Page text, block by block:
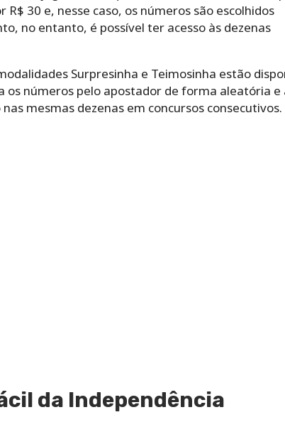
30 e, nesse caso, os números são escolhidos
no entanto, é possível ter acesso às dezenas
Surpresinha e Teimosinha estão
números pelo apostador de forma aleatória e
mesmas dezenas em concursos consecutivos.
da Independência